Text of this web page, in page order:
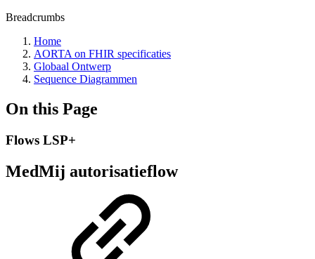
Breadcrumbs
Home
AORTA on FHIR specificaties
Globaal Ontwerp
Sequence Diagrammen
On this Page
Flows LSP+
MedMij autorisatieflow